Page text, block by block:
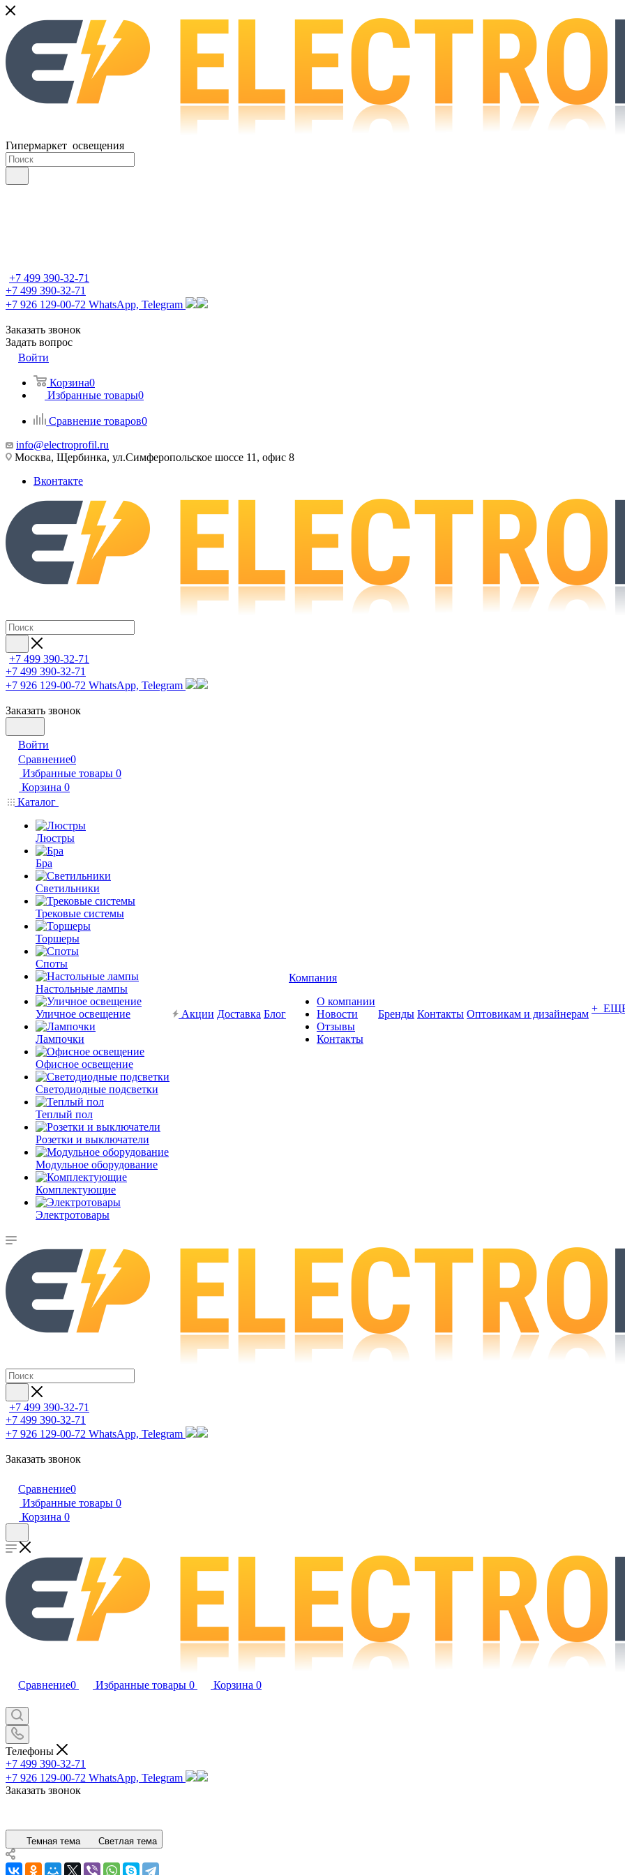
Гипермаркет освещения
+7 499 390-32-71
+7 499 390-32-71
+7 926 129-00-72 WhatsApp, Telegram
Заказать звонок
Задать вопрос
Войти
Корзина0
Избранные товары0
Сравнение товаров0
info@electroprofil.ru
Москва, Щербинка, ул.Симферопольское шоссе 11, офис 8
Вконтакте
+7 499 390-32-71
+7 499 390-32-71
+7 926 129-00-72 WhatsApp, Telegram
Заказать звонок
Войти
Сравнение0
Избранные товары 0
Корзина 0
Каталог
Люстры
Бра
Светильники
Трековые системы
Торшеры
Споты
Настольные лампы
Уличное освещение
Лампочки
Офисное освещение
Светодиодные подсветки
Теплый пол
Розетки и выключатели
Модульное оборудование
Комплектующие
Электротовары
Акции Доставка Блог
Компания
О компании
Новости
Отзывы
Контакты
Бренды Контакты Оптовикам и дизайнерам +
+7 499 390-32-71
+7 499 390-32-71
+7 926 129-00-72 WhatsApp, Telegram
Заказать звонок
Сравнение0
Избранные товары 0
Корзина 0
Сравнение0 Избранные товары 0 Корзина 0
Телефоны
+7 499 390-32-71
+7 926 129-00-72 WhatsApp, Telegram
Заказать звонок
Темная тема Светлая тема